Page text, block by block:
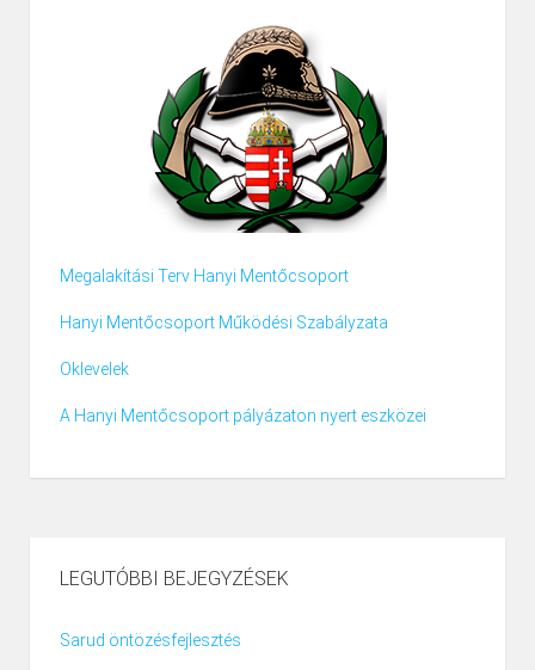
Megalakítási Terv Hanyi Mentőcsoport
Hanyi Mentőcsoport Működési Szabályzata
Oklevelek
A Hanyi Mentőcsoport pályázaton nyert eszközei
LEGUTÓBBI BEJEGYZÉSEK
Sarud öntözésfejlesztés